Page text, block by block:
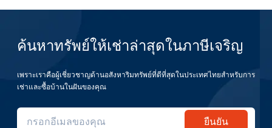
ค้นหาทรัพย์ให้เช่าล่าสุดในภาษีเจริญ
เพราะเราคือผู้เชี่ยวชาญด้านอสังหาริมทรัพย์ที่ดีที่สุดในประเทศไทยสำหรับการ
เช่าและซื้อบ้านในฝันของคุณ
ยืนยัน